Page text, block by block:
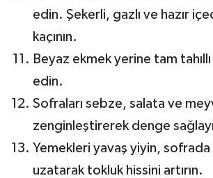
edin. Şekerli, gazlı ve hazır
kaçının.
Beyaz ekmek yerine tam
edin.
Sofraları sebze, salata ve
zenginleştirerek denge
Yemekleri yavaş yiyin,
uzatarak tokluk hissini artırın.